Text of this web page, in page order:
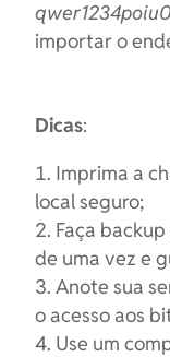
importar o
Dicas:
Imprima a
local seguro;
Faça
de uma vez e
Anote sua
o acesso aos
Use um